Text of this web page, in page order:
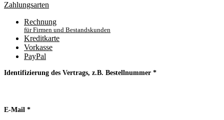
Zahlungsarten
Rechnung
für Firmen und Bestandskunden
Kreditkarte
Vorkasse
PayPal
Identifizierung des Vertrags, z.B. Bestellnummer *
E-Mail *